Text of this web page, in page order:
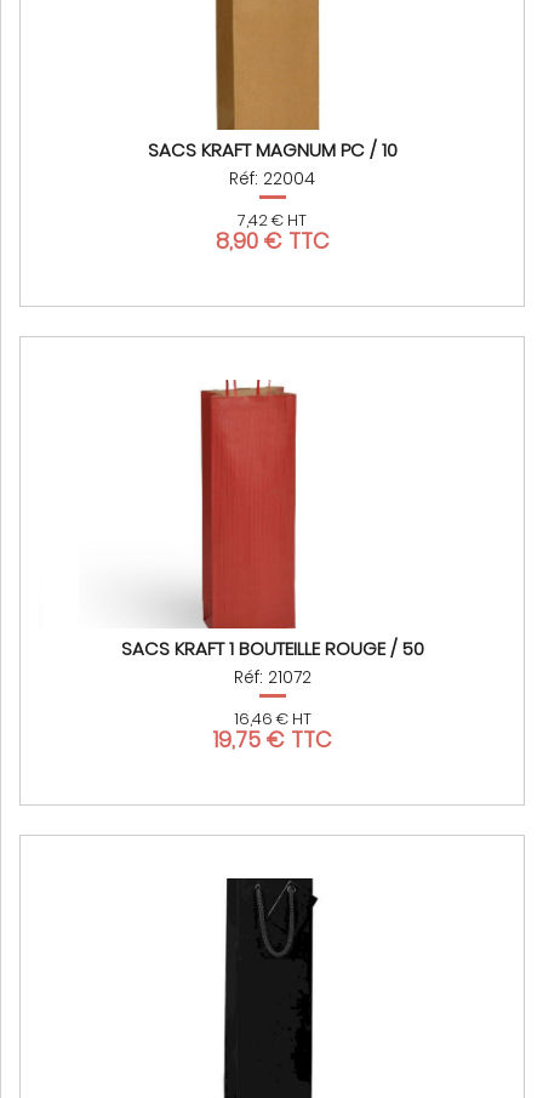
SACS KRAFT MAGNUM PC / 10
Réf: 22004
7,42 € HT
8,90 € TTC
SACS KRAFT 1 BOUTEILLE ROUGE / 50
Réf: 21072
16,46 € HT
19,75 € TTC